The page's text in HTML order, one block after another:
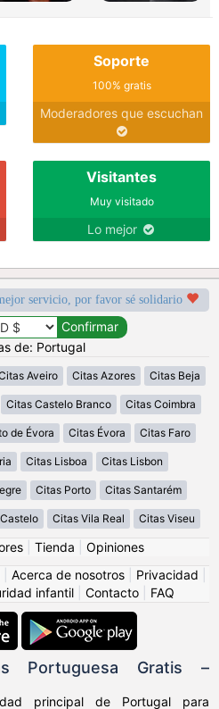
Soporte
100% gratis
Moderadores que escuchan
Visitantes
Muy visitado
Lo mejor
servicio, por favor sé solidario
de: Portugal
Aveiro Citas Azores Citas Beja
Citas Castelo Branco Citas Coimbra
de Évora Citas Évora Citas Faro
Citas Lisboa Citas Lisbon
Citas Porto Citas Santarém
Citas Vila Real Citas Viseu
Tienda
Opiniones
Acerca de nosotros Privacidad
infantil Contacto FAQ
Portuguesa Gratis –
principal de Portugal para